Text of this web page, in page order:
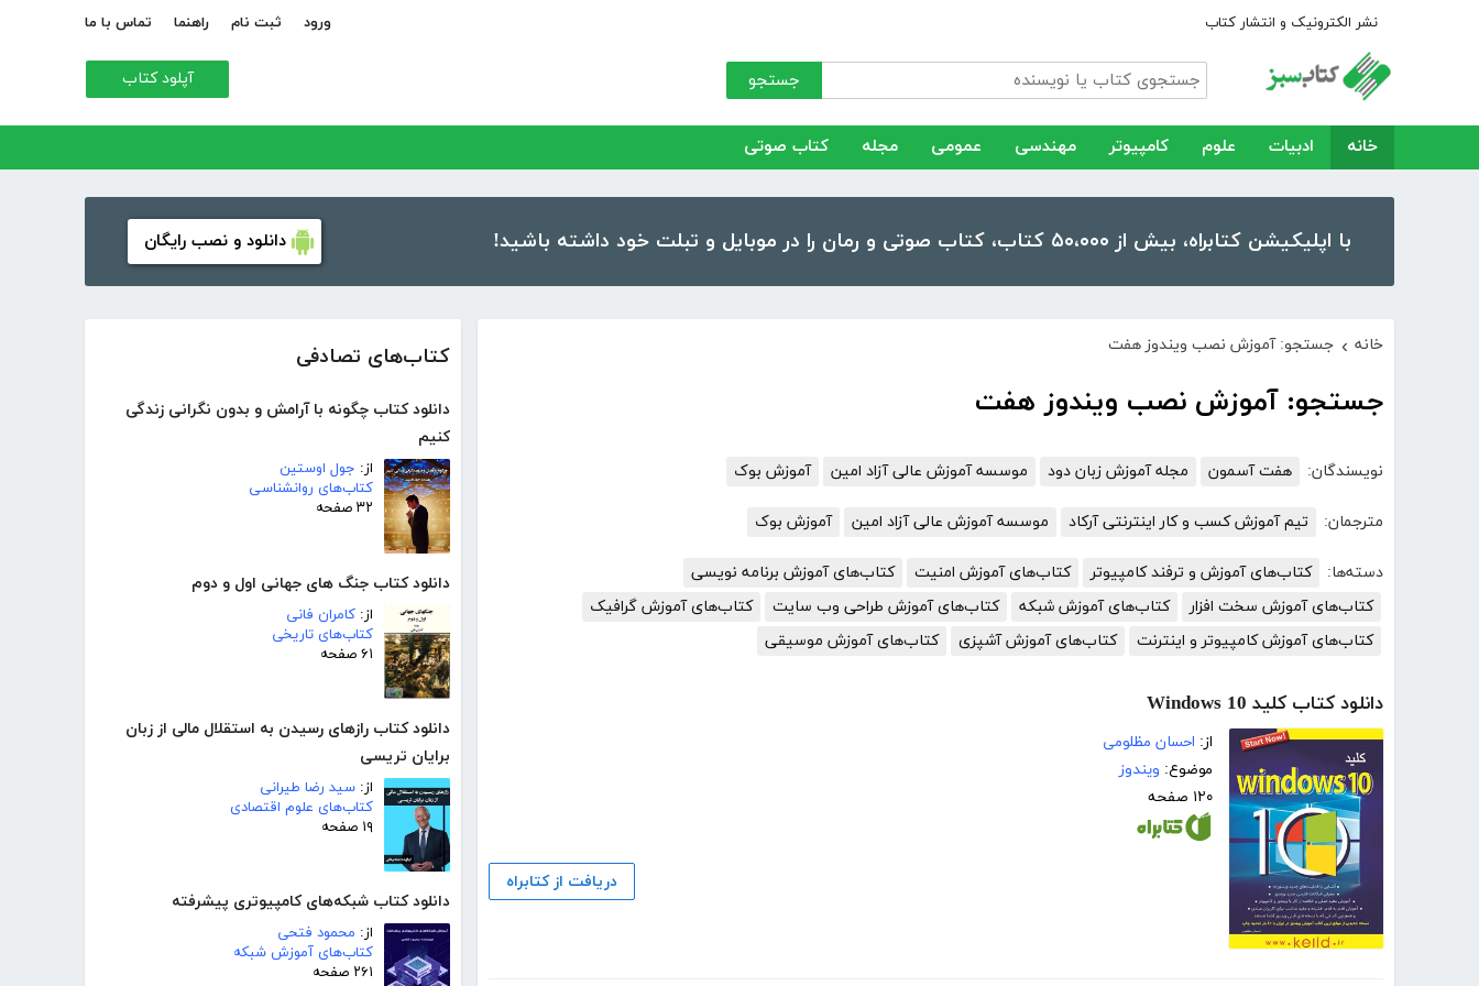
نشر الکترونیک و انتشار کتاب ورود ثبت نام راهنما تماس با ما
جستجو آپلود کتاب
خانه ادبیات علوم کامپیوتر مهندسی عمومی مجله کتاب صوتی
با اپلیکیشن کتابراه، بیش از ۵۰،۰۰۰ کتاب، کتاب صوتی و رمان را در موبایل و تبلت خود داشته باشید! دانلود و نصب رایگان
کتاب‌های تصادفی
دانلود کتاب چگونه با آرامش و بدون نگرانی زندگی
کنیم
از: جول اوستین
کتاب‌های روانشناسی
۳۲ صفحه
دانلود کتاب جنگ های جهانی اول و دوم
از: کامران فانی
کتاب‌های تاریخی
۶۱ صفحه
دانلود کتاب رازهای رسیدن به استقلال مالی از زبان
برایان تریسی
از: سید رضا طیرانی
کتاب‌های علوم اقتصادی
۱۹ صفحه
دانلود کتاب شبکه‌های کامپیوتری پیشرفته
از: محمود فتحی
کتاب‌های آموزش شبکه
۲۶۱ صفحه
خانه › جستجو: آموزش نصب ویندوز هفت
جستجو: آموزش نصب ویندوز هفت
نویسندگان: هفت آسمون مجله آموزش زبان دود موسسه آموزش عالی آزاد امین آموزش بوک
مترجمان: تیم آموزش کسب و کار اینترنتی آرکاد موسسه آموزش عالی آزاد امین آموزش بوک
دسته‌ها: کتاب‌های آموزش و ترفند کامپیوتر کتاب‌های آموزش امنیت
کتاب‌های آموزش برنامه نویسی
کتاب‌های آموزش سخت افزار
کتاب‌های آموزش شبکه کتاب‌های آموزش طراحی وب سایت
کتاب‌های آموزش گرافیک
کتاب‌های آموزش کامپیوتر و اینترنت
کتاب‌های آموزش آشپزی کتاب‌های آموزش موسیقی
دانلود کتاب کلید Windows 10
از: احسان مظلومی
موضوع: ویندوز
۱۲۰ صفحه
دریافت از کتابراه